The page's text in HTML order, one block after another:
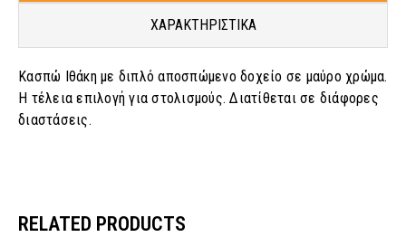
ΧΑΡΑΚΤΗΡΙΣΤΙΚΑ
Κασπώ Ιθάκη με διπλό αποσπώμενο δοχείο σε μαύρο χρώμα.
Η τέλεια επιλογή για στολισμούς. Διατίθεται σε διάφορες
διαστάσεις.
RELATED PRODUCTS